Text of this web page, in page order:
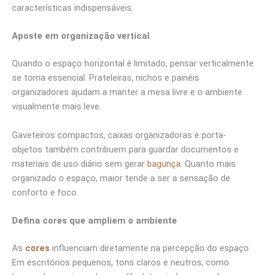
características indispensáveis.
Aposte em organização vertical
Quando o espaço horizontal é limitado, pensar verticalmente
se torna essencial. Prateleiras, nichos e painéis
organizadores ajudam a manter a mesa livre e o ambiente
visualmente mais leve.
Gaveteiros compactos, caixas organizadoras e porta-
objetos também contribuem para guardar documentos e
materiais de uso diário sem gerar bagunça. Quanto mais
organizado o espaço, maior tende a ser a sensação de
conforto e foco.
Defina cores que ampliem o ambiente
As cores influenciam diretamente na percepção do espaço.
Em escritórios pequenos, tons claros e neutros, como